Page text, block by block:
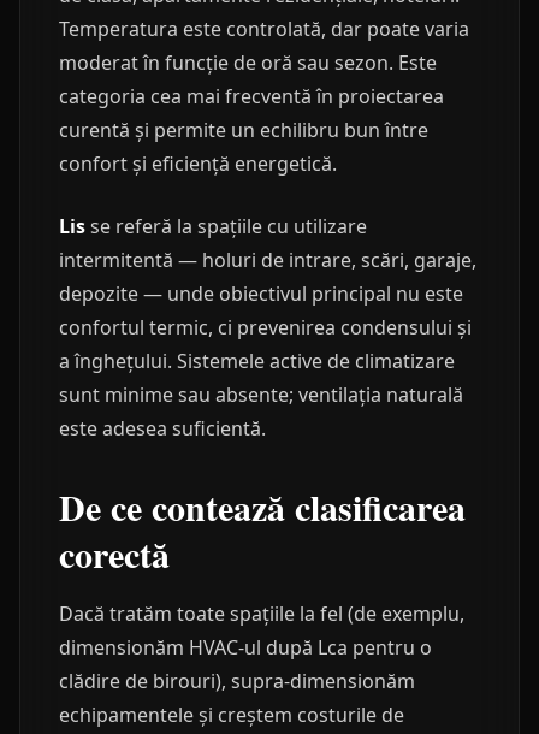
Temperatura este controlată, dar poate varia
moderat în funcție de oră sau sezon. Este
categoria cea mai frecventă în proiectarea
curentă și permite un echilibru bun între
confort și eficiență energetică.
Lisse referă la spațiile cu utilizare
intermitentă — holuri de intrare, scări, garaje,
depozite — unde obiectivul principal nu este
confortul termic, ci prevenirea condensului și
a înghețului. Sistemele active de climatizare
sunt minime sau absente; ventilația naturală
este adesea suficientă.
De ce contează clasificarea
corectă
Dacă tratăm toate spațiile la fel (de exemplu,
dimensionăm HVAC-ul după Lca pentru o
clădire de birouri), supra-dimensionăm
echipamentele și creștem costurile de